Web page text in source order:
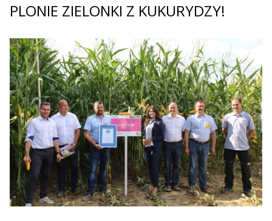
PLONIE ZIELONKI Z KUKURYDZY!